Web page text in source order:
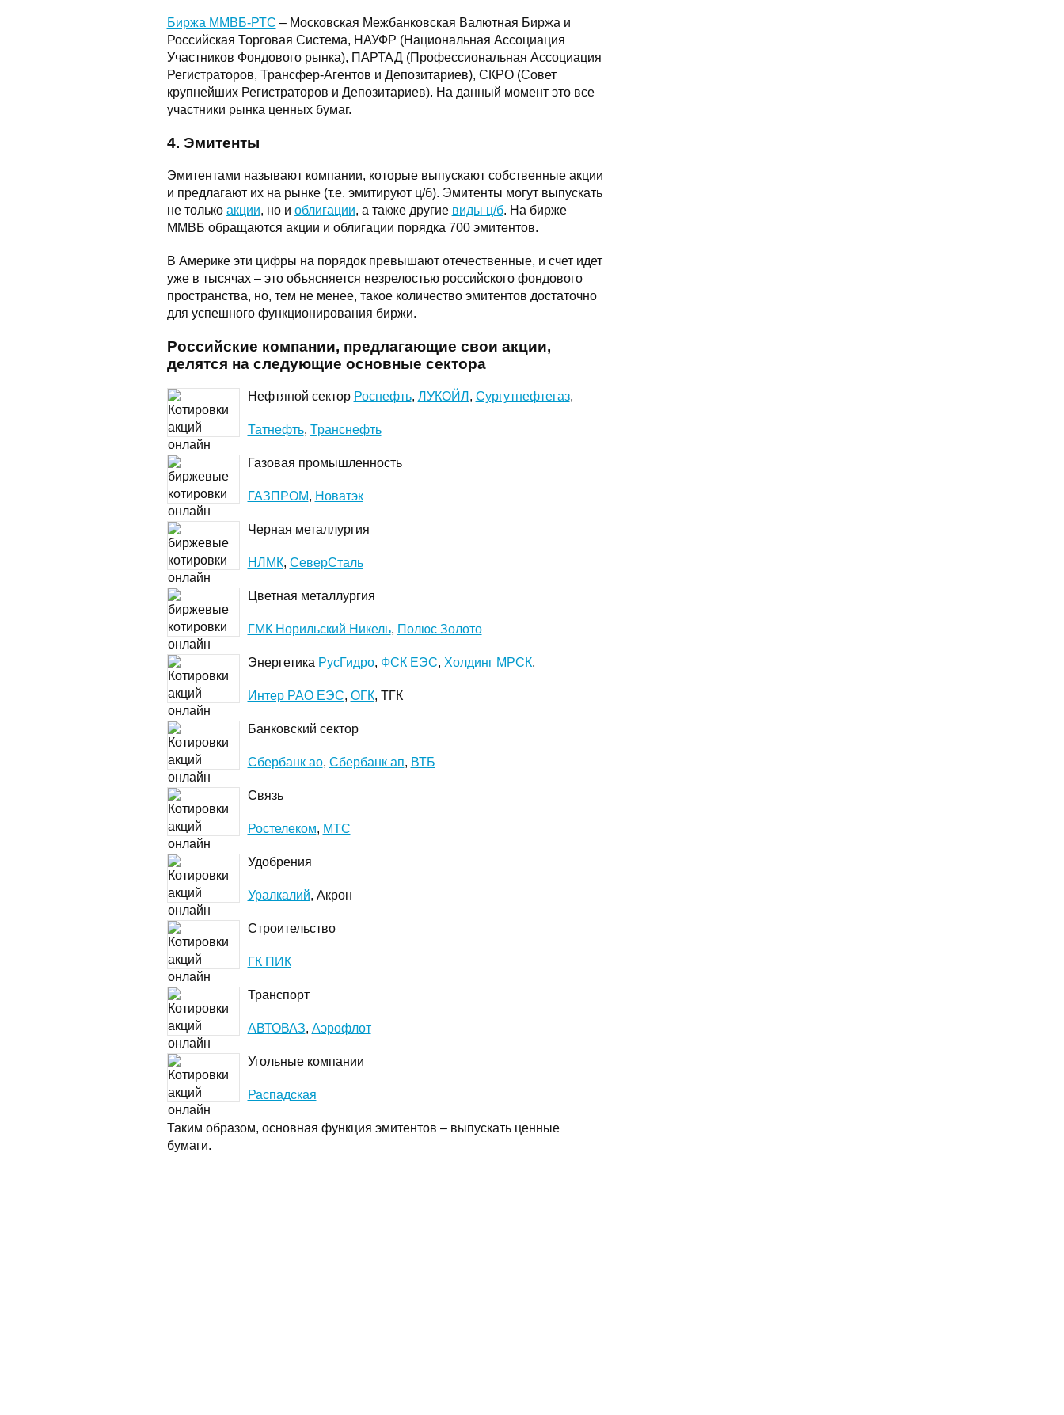
Биржа ММВБ-РТС – Московская Межбанковская Валютная Биржа и
Российская Торговая Система, НАУФР (Национальная Ассоциация
Участников Фондового рынка), ПАРТАД (Профессиональная Ассоциация
Регистраторов, Трансфер-Агентов и Депозитариев), СКРО (Совет
крупнейших Регистраторов и Депозитариев). На данный момент это все
участники рынка ценных бумаг.
4. Эмитенты
Эмитентами называют компании, которые выпускают собственные акции
и предлагают их на рынке (т.е. эмитируют ц/б). Эмитенты могут выпускать
не только акции, но и облигации, а также другие виды ц/б. На бирже
ММВБ обращаются акции и облигации порядка 700 эмитентов.
В Америке эти цифры на порядок превышают отечественные, и счет идет
уже в тысячах – это объясняется незрелостью российского фондового
пространства, но, тем не менее, такое количество эмитентов достаточно
для успешного функционирования биржи.
Российские компании, предлагающие свои акции,
делятся на следующие основные сектора
Нефтяной сектор Роснефть, ЛУКОЙЛ , Сургутнефтегаз,
Татнефть, Транснефть
Газовая промышленность
ГАЗПРОМ, Новатэк
Черная металлургия
НЛМК, СеверСталь
Цветная металлургия
ГМК Норильский Никель, Полюс Золото
Энергетика РусГидро, ФСК ЕЭС, Холдинг МРСК,
Интер РАО ЕЭС, ОГК, ТГК
Банковский сектор
Сбербанк ао, Сбербанк ап, ВТБ
Связь
Ростелеком, МТС
Удобрения
Уралкалий, Акрон
Строительство
ГК ПИК
Транспорт
АВТОВАЗ, Аэрофлот
Угольные компании
Распадская
Таким образом, основная функция эмитентов – выпускать ценные
бумаги.